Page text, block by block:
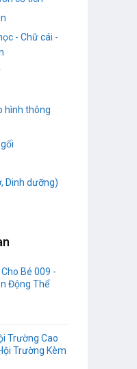
- Chữ cái -
hình thông
Dinh dưỡng)
Bé 009 -
Động Thể
Trường Cao
Trường Kèm